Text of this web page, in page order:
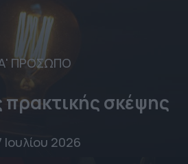
ΠΡΟΣΩΠΟ
πρακτικής σκέψης
Ιουλίου 2026